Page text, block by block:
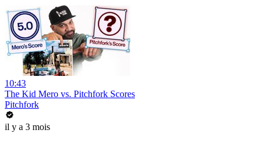
10:43
The Kid Mero vs. Pitchfork Scores
Pitchfork
il y a 3 mois